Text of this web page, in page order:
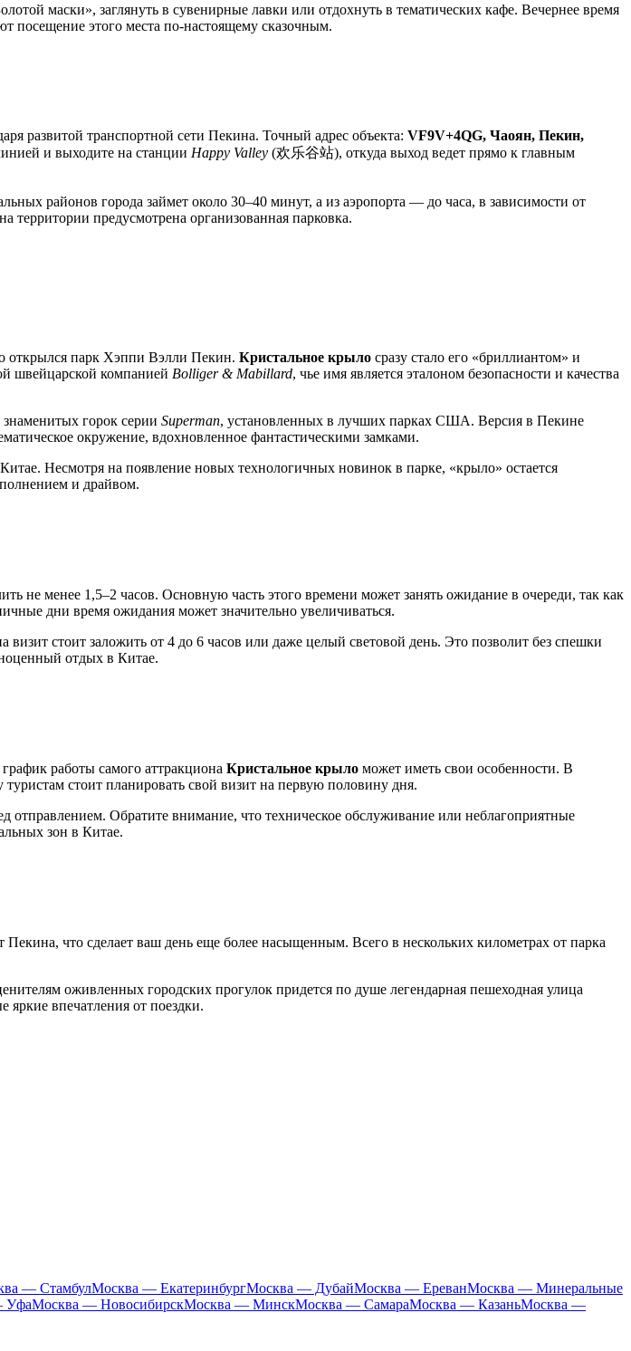
маски», заглянуть в сувенирные лавки или отдохнуть в тематических кафе. Вечернее время
посещение этого места по-настоящему сказочным.
развитой транспортной сети Пекина. Точный адрес объекта: VF9V+4QG, Чаоян, Пекин,
и выходите на станции Happy Valley (欢乐谷站), откуда выход ведет прямо к главным
районов города займет около 30–40 минут, а из аэропорта — до часа, в зависимости от
территории предусмотрена организованная парковка.
открылся парк Хэппи Вэлли Пекин. Кристальное крыло сразу стало его «бриллиантом» и
швейцарской компанией Bolliger & Mabillard, чье имя является эталоном безопасности и качества
знаменитых горок серии Superman, установленных в лучших парках США. Версия в Пекине
окружение, вдохновленное фантастическими замками.
Китае. Несмотря на появление новых технологичных новинок в парке, «крыло» остается
и драйвом.
не менее 1,5–2 часов. Основную часть этого времени может занять ожидание в очереди, так как
дни время ожидания может значительно увеличиваться.
стоит заложить от 4 до 6 часов или даже целый световой день. Это позволит без спешки
отдых в Китае.
работы самого аттракциона Кристальное крыло может иметь свои особенности. В
стоит планировать свой визит на первую половину дня.
отправлением. Обратите внимание, что техническое обслуживание или неблагоприятные
зон в Китае.
Пекина, что сделает ваш день еще более насыщенным. Всего в нескольких километрах от парка
оживленных городских прогулок придется по душе легендарная пешеходная улица
яркие впечатления от поездки.
— СтамбулМосква — ЕкатеринбургМосква — ДубайМосква — ЕреванМосква — Минеральные
УфаМосква — НовосибирскМосква — МинскМосква — СамараМосква — КазаньМосква —